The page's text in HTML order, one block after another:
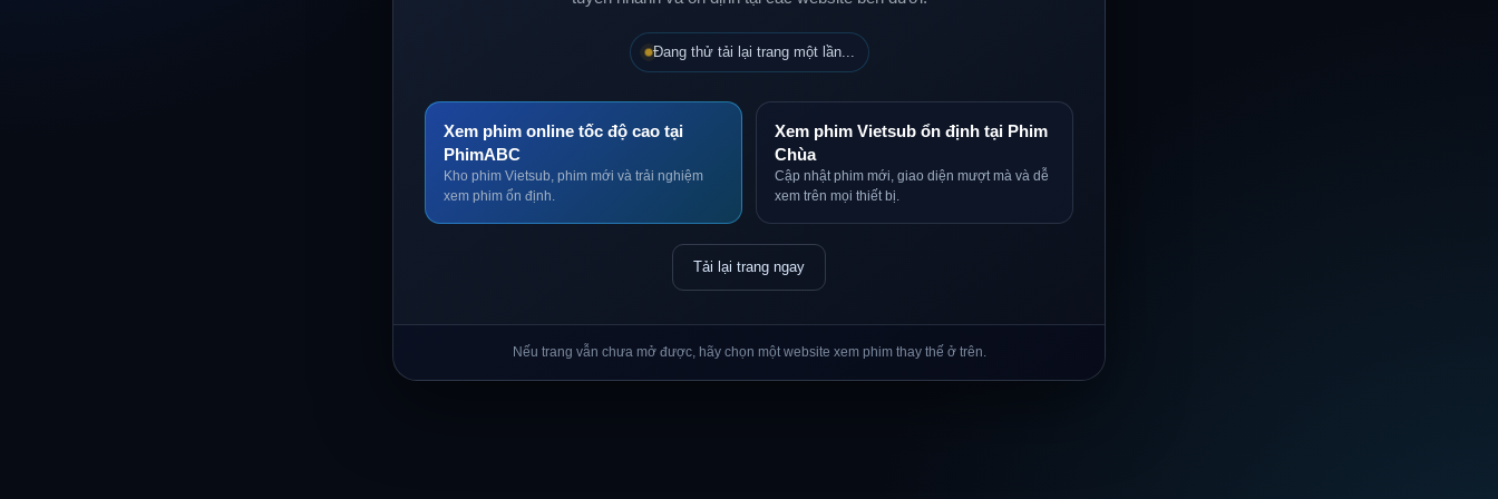
Đang thử tải lại trang một lần...
Xem phim online tốc độ cao tại
PhimABC
Kho phim Vietsub, phim mới và trải nghiệm
xem phim ổn định.
Xem phim Vietsub ổn định tại Phim
Chùa
Cập nhật phim mới, giao diện mượt mà và dễ
xem trên mọi thiết bị.
Tải lại trang ngay
Nếu trang vẫn chưa mở được, hãy chọn một website xem phim thay thế ở trên.